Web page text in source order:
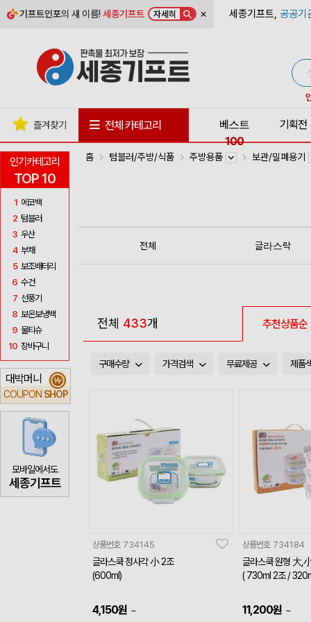
기프트인포의 새 이름!세종기프트 자세히 × 세종기프트, 공공기
인기카테고리
TOP 10
1 에코백
2 텀블러
3 우산
4 부채
5 보조배터리
6 수건
7 선풍기
8 보온보냉백
9 물티슈
10 장바구니
대박머니
COUPON SHOP
₩
모바일에서도
세종기프트
즐겨찾기 전체 카테고리
베스트
100
기획전
홈 텀블러/주방/식품 주방용품 보관/밀폐용기
전체 글라스락
전체 433개 추천상품순
구매수량 가격검색 무료제공 제품
상품번호 734145
글라스쿡 정사각 小 2조
(600ml)
4,150원 ~
상품번호 734184
글라스쿡 원형 大,
( 730ml 2조 /
11,200원 ~